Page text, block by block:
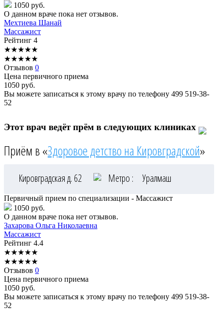
1050 руб.
О данном враче пока нет отзывов.
Мехтиева Шанай
Массажист
Рейтинг 4
★★★★★
★★★★★
Отзывов 0
Цена первичного приема
1050 руб.
Вы можете записаться к этому врачу по телефону 499 519-38-
52
Этот врач ведёт прём в следующих клиниках
Приём в «Здоровое детство на Кировградской»
Кировградская д. 62 Метро : Уралмаш
Первичный прием по специализации - Массажист
1050 руб.
О данном враче пока нет отзывов.
Захарова Ольга Николаевна
Массажист
Рейтинг 4.4
★★★★★
★★★★★
Отзывов 0
Цена первичного приема
1050 руб.
Вы можете записаться к этому врачу по телефону 499 519-38-
52